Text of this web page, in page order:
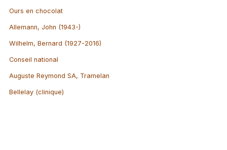
Ours en chocolat
Allemann, John (1943-)
Wilhelm, Bernard (1927-2016)
Conseil national
Auguste Reymond SA, Tramelan
Bellelay (clinique)